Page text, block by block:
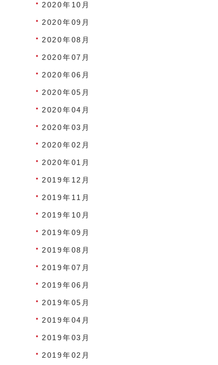
2020年10月
2020年09月
2020年08月
2020年07月
2020年06月
2020年05月
2020年04月
2020年03月
2020年02月
2020年01月
2019年12月
2019年11月
2019年10月
2019年09月
2019年08月
2019年07月
2019年06月
2019年05月
2019年04月
2019年03月
2019年02月